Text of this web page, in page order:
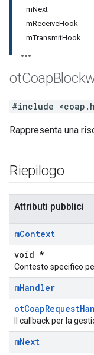
mNext
mReceiveHook
mTransmitHook
otCoap
#include
Rappresenta una
Riepilogo
Attributi pubblici
mContext
void *
Contesto specifico
mHandler
Il callback per la
mNext